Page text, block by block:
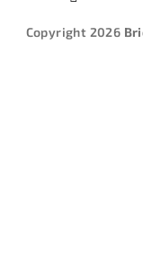
Copyright 2026